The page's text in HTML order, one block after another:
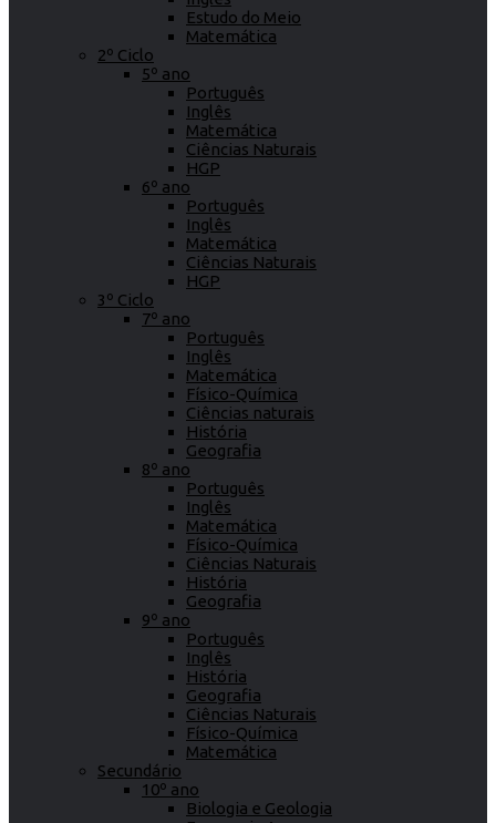
Estudo do Meio
Matemática
2º Ciclo
5º ano
Português
Inglês
Matemática
Ciências Naturais
HGP
6º ano
Português
Inglês
Matemática
Ciências Naturais
HGP
3º Ciclo
7º ano
Português
Inglês
Matemática
Físico-Química
Ciências naturais
História
Geografia
8º ano
Português
Inglês
Matemática
Físico-Química
Ciências Naturais
História
Geografia
9º ano
Português
Inglês
História
Geografia
Ciências Naturais
Físico-Química
Matemática
Secundário
10º ano
Biologia e Geologia